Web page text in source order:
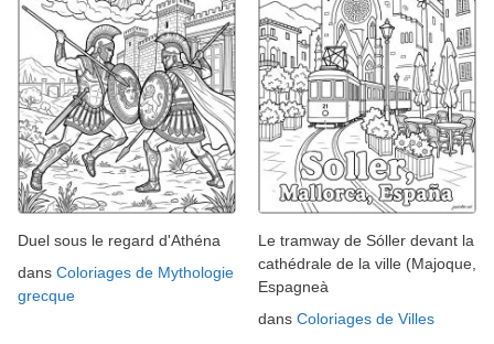
Duel sous le regard d'Athéna
dans Coloriages de Mythologie
grecque
Le tramway de Sóller devant la
cathédrale de la ville (Majoque,
Espagneà
dans Coloriages de Villes